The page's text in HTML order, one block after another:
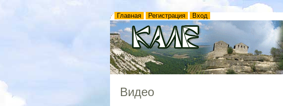
Главная Регистрация Вход
Видео